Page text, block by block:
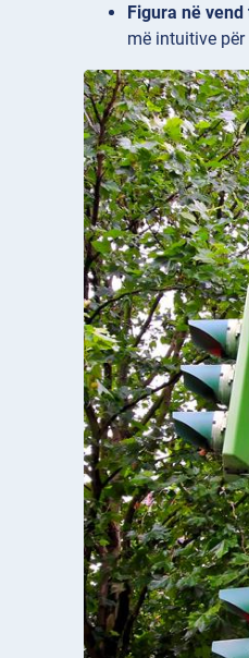
Figura në
më intuitive